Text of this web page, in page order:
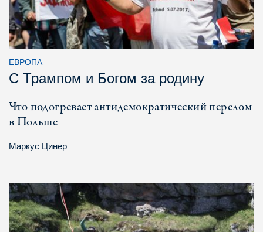
ЕВРОПА
С Трампом и Богом за родину
Что подогревает антидемократический перелом
в Польше
Маркус Цинер